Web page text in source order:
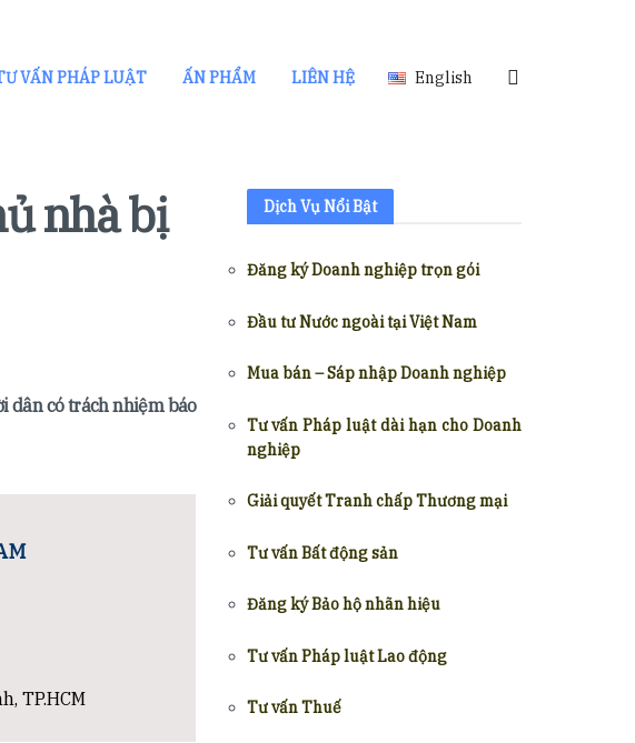
VẤN PHÁP LUẬT ẤN PHẨM LIÊN HỆ English
nhà bị
dân có trách nhiệm báo
TP.HCM
Dịch Vụ Nổi Bật
Đăng ký Doanh nghiệp trọn gói
Đầu tư Nước ngoài tại Việt Nam
Mua bán – Sáp nhập Doanh nghiệp
Tư vấn Pháp luật dài hạn cho Doanh
nghiệp
Giải quyết Tranh chấp Thương mại
Tư vấn Bất động sản
Đăng ký Bảo hộ nhãn hiệu
Tư vấn Pháp luật Lao động
Tư vấn Thuế